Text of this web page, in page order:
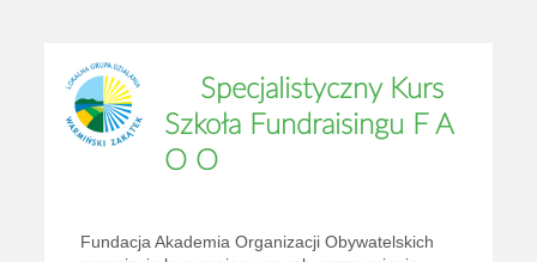
Specjalistyczny Kurs
Szkoła Fundraisingu F A
O O
Fundacja Akademia Organizacji Obywatelskich